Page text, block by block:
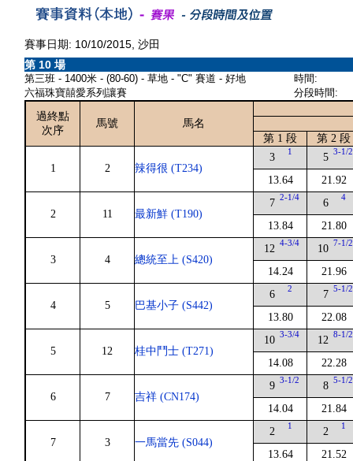
賽事日期: 10/10/2015, 沙田
第 10 場
第三班 - 1400米 - (80-60) - 草地 - "C" 賽道 - 好地
六福珠寶囍愛系列讓賽
時間:
分段時間:
過終點
次序
馬號
馬名
第 1 段
第 2 段
1 2 辣得很 (T234)
3 1
13.64
5 3-1/2
21.92
2 11 最新鮮 (T190)
7 2-1/4
13.84
6 4
21.80
3 4 總統至上 (S420)
12 4-3/4
14.24
10 7-1/2
21.96
4 5 巴基小子 (S442)
6 2
13.80
7 5-1/2
22.08
5 12 桂中鬥士 (T271)
10 3-3/4
14.08
12 8-1/2
22.28
6 7 吉祥 (CN174)
9 3-1/2
14.04
8 5-1/2
21.84
7 3 一馬當先 (S044)
2 1
13.64
2 1
21.52